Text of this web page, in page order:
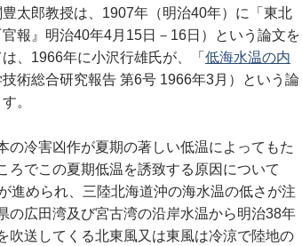
太郎教授は、1907年（明治40年）に「東北
報』明治40年4月15日－16日）という論文を
、1966年に小沢行雄氏が、「 低海水温の内
技術総合研究報告 第6号 1966年3月）という論
。
冷害凶作が夏期の著しい低温によってもた
ろでこの夏期低温を誘致する原因について
進められ、三陸北海道沖の海水温の低さが注
の広田湾及び宮古湾の沿岸水温から明治38年
吹送してくる北東風又は東風は冷涼で陸地の